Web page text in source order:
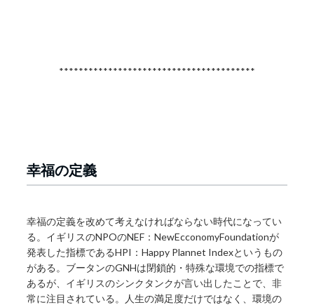
****************************************
幸福の定義
幸福の定義を改めて考えなければならない時代になってい
る。イギリスのNPOのNEF：NewEcconomyFoundationが
発表した指標であるHPI：Happy Plannet Indexというもの
がある。ブータンのGNHは閉鎖的・特殊な環境での指標で
あるが、イギリスのシンクタンクが言い出したことで、非
常に注目されている。人生の満足度だけではなく、環境の